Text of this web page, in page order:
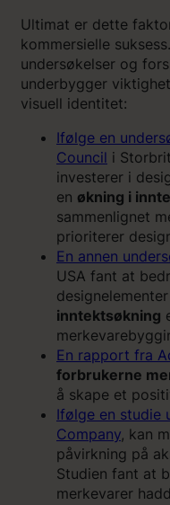
Ultimat er dette
kommersielle
undersøkelser og
underbygger
visuell identitet:
Ifølge en
Council i
investerer i
en økning i
sammenlignet
prioriterer
En annen
USA fant at
inntektsøkning
En rapport fra
forbrukerne
å skape et
Ifølge en studie
Company, kan
påvirkning på
Studien fant at
merkevarer